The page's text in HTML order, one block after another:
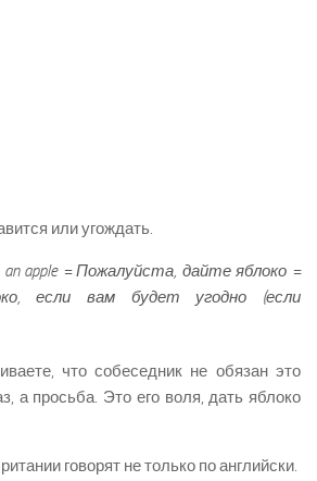
или угождать.
an apple =Пожалуйста, дайте яблоко =
если вам будет угодно (если
что собеседник не обязан это
а просьба. Это его воля, дать яблоко
говорят не только по английски.